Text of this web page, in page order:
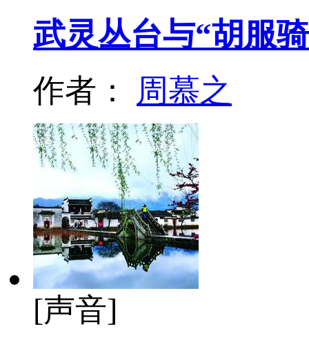
武灵丛台与“胡服
作者： 周慕之
[声音]